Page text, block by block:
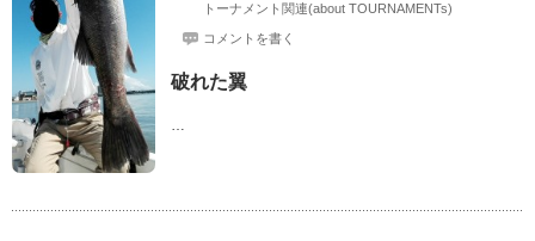
トーナメント関連(about TOURNAMENTs)
コメントを書く
破れた翼
…